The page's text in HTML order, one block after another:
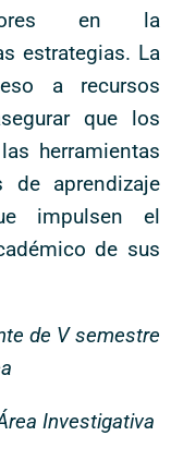
en la
estrategias. La
a recursos
que los
herramientas
de aprendizaje
impulsen el
de sus
de V semestre
Investigativa